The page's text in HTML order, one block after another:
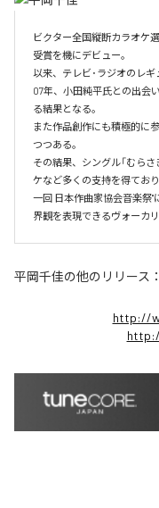
ビクター全国縦断カラオケ
受賞を機にデビュー。
以来、テレビ･ラジオのレギ
07年、小田純平氏との出会
る結果となる。
また作品創作にも積極的に
つつある。
その結果、シングル「むら
ケなど多くの支持を得てお
一回 日本作曲家協会音楽祭"
界観を表現できるヴォーカ
平岡千佳の他のリリース：
http://